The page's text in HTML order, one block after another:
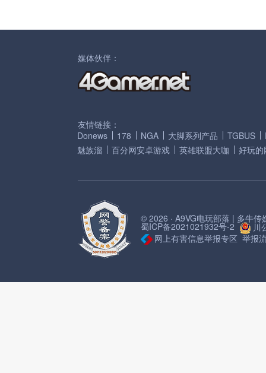
媒体伙伴：
友情链接：
Donews
178 NGA 大脚系列产品 TGBUS
魅族溜
百分网安卓游戏 英雄联盟大咖 好玩的
© 2026 · A9VG电玩部落 | 多牛传
蜀ICP备2021021932号-2
川
网上有害信息举报专区 举报